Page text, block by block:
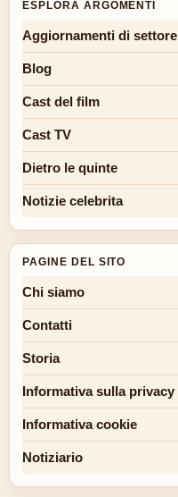
ESPLORA ARGOMENTI
Aggiornamenti di settore
Blog
Cast del film
Cast TV
Dietro le quinte
Notizie celebrita
PAGINE DEL SITO
Chi siamo
Contatti
Storia
Informativa sulla privacy
Informativa cookie
Notiziario